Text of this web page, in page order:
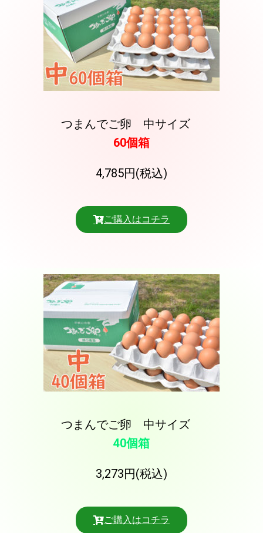
つまんでご卵 中サイズ
60個箱
4,785円(税込)
ご購入はコチラ
つまんでご卵 中サイズ
40個箱
3,273円(税込)
ご購入はコチラ